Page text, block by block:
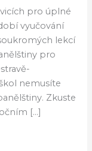
pro úplné
vyučování
lekcí
pro
nemusíte
Zkuste
[…]